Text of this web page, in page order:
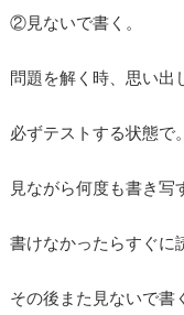
②見ないで書く。
問題を解く時、思い出
必ずテストする状態で。
見ながら何度も書き写
書けなかったらすぐに
その後また見ないで書